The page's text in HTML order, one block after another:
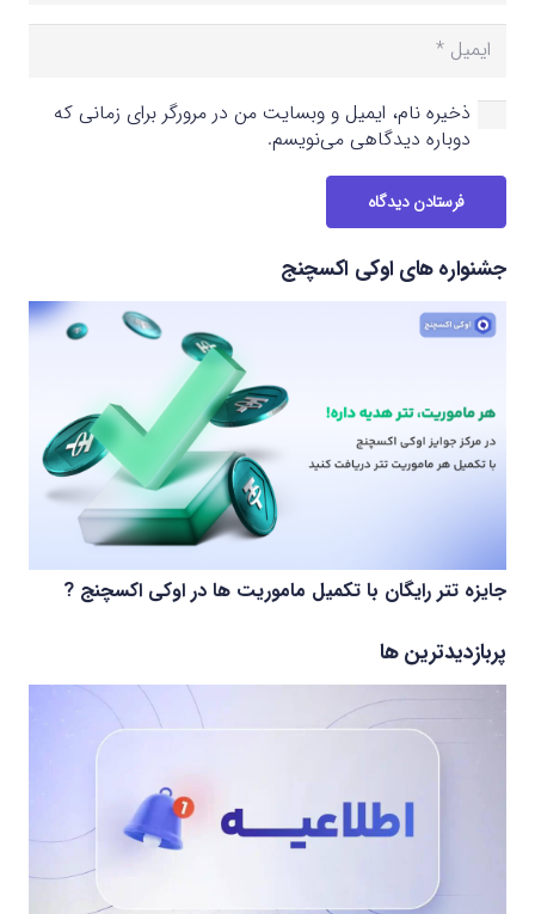
ذخیره نام، ایمیل و وبسایت من در مرورگر برای زمانی که
دوباره دیدگاهی می‌نویسم.
فرستادن دیدگاه
جشنواره های اوکی اکسچنج
جایزه تتر رایگان با تکمیل ماموریت ها در اوکی اکسچنج ?
پربازدیدترین ها